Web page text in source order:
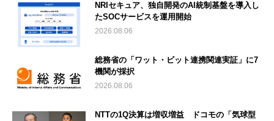
NRIセキュア、独自開発のAI統制基盤を導入し
たSOCサービスを運用開始
2026.08.06
総務省の「ワット・ビット連携関連実証」に7
機関が採択
2026.08.06
NTTの1Q決算は増収増益 ドコモの「気球型